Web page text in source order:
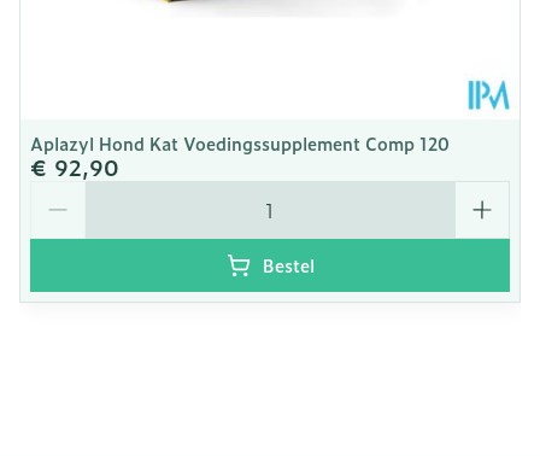
Aplazyl Hond Kat Voedingssupplement Comp 120
€ 92,90
Bestel